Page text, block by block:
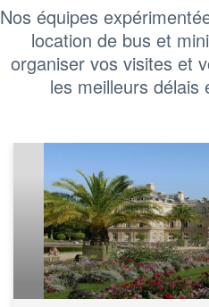
Nos équipes
location de bus et
organiser vos visites et
les meilleurs délais